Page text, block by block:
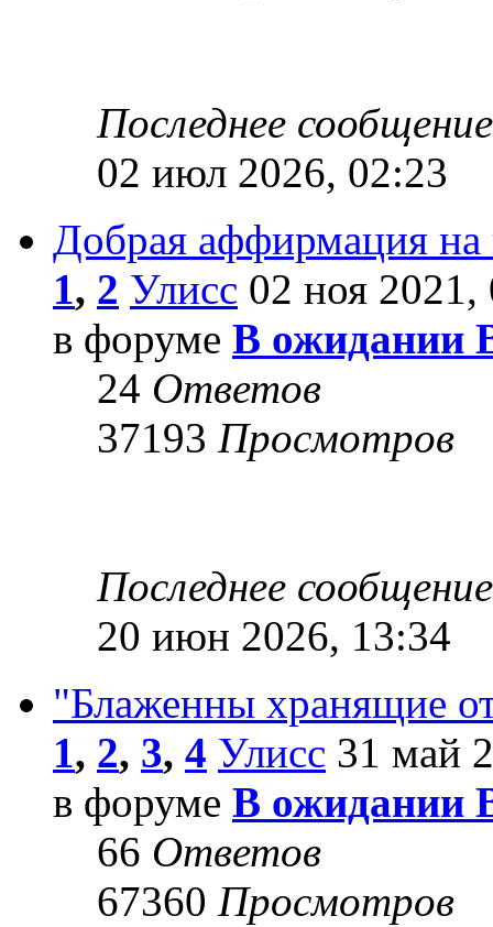
Последнее
02 июл 2026, 02:23
Добрая аффирмация
1, 2 Улисс 02 ноя 2021,
в форуме В ожидании
24 Ответов
37193 Просмотров
Последнее
20 июн 2026, 13:34
"Блаженны хранящие
1, 2, 3, 4 Улисс 31 май
в форуме В ожидании
66 Ответов
67360 Просмотров